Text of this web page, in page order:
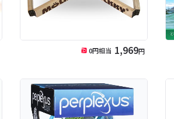
0円相当 1,969円